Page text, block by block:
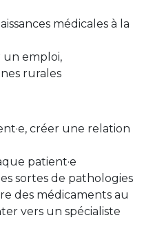
médicales à la
un emploi,
rurales
créer une relation
patient·e
sortes de pathologies
des médicaments au
vers un spécialiste